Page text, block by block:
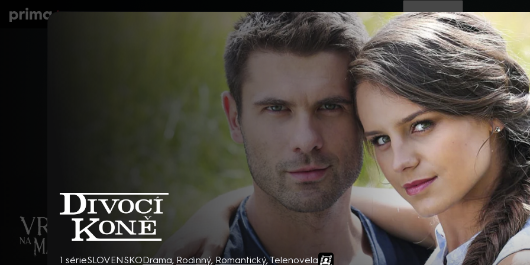
Seriály Filmy Děti Zprávy Novinky Živě TV program Operátoři
Divocí koně
1 sérieSLOVENSKODrama, Rodinný, Romantický,Telenovela
prima+